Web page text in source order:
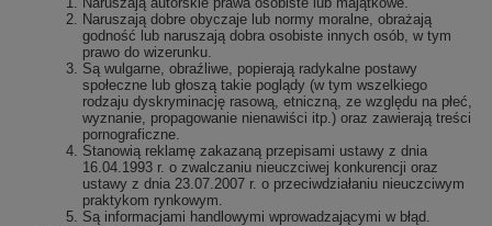
Naruszają dobre obyczaje lub normy moralne, obrażają
godność lub naruszają dobra osobiste innych osób, w tym
prawo do wizerunku.
Są wulgarne, obraźliwe, popierają radykalne postawy
społeczne lub głoszą takie poglądy (w tym wszelkiego
rodzaju dyskryminację rasową, etniczną, ze względu na płeć,
wyznanie, propagowanie nienawiści itp.) oraz zawierają treści
pornograficzne.
Stanowią reklamę zakazaną przepisami ustawy z dnia
16.04.1993 r. o zwalczaniu nieuczciwej konkurencji oraz
ustawy z dnia 23.07.2007 r. o przeciwdziałaniu nieuczciwym
praktykom rynkowym.
Są informacjami handlowymi wprowadzającymi w błąd.